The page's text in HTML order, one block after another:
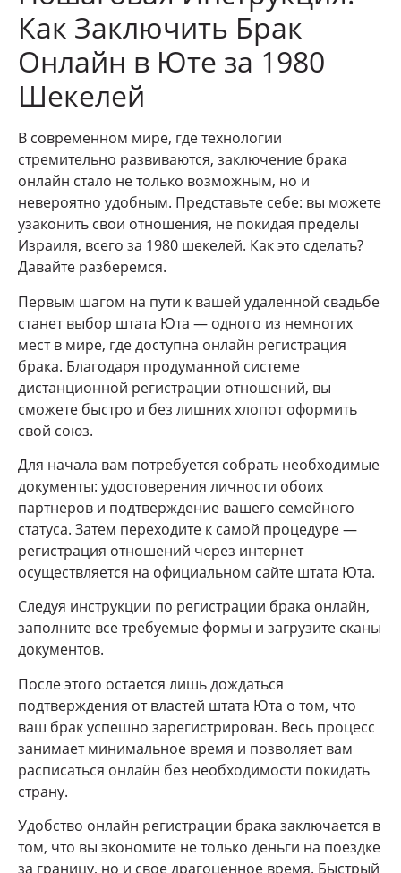
Как Заключить Брак
Онлайн в Юте за 1980
Шекелей
В современном мире, где технологии
стремительно развиваются, заключение брака
онлайн стало не только возможным, но и
невероятно удобным. Представьте себе: вы можете
узаконить свои отношения, не покидая пределы
Израиля, всего за 1980 шекелей. Как это сделать?
Давайте разберемся.
Первым шагом на пути к вашей удаленной свадьбе
станет выбор штата Юта — одного из немногих
мест в мире, где доступна онлайн регистрация
брака. Благодаря продуманной системе
дистанционной регистрации отношений, вы
сможете быстро и без лишних хлопот оформить
свой союз.
Для начала вам потребуется собрать необходимые
документы: удостоверения личности обоих
партнеров и подтверждение вашего семейного
статуса. Затем переходите к самой процедуре —
регистрация отношений через интернет
осуществляется на официальном сайте штата Юта.
Следуя инструкции по регистрации брака онлайн,
заполните все требуемые формы и загрузите сканы
документов.
После этого остается лишь дождаться
подтверждения от властей штата Юта о том, что
ваш брак успешно зарегистрирован. Весь процесс
занимает минимальное время и позволяет вам
расписаться онлайн без необходимости покидать
страну.
Удобство онлайн регистрации брака заключается в
том, что вы экономите не только деньги на поездке
за границу, но и свое драгоценное время. Быстрый